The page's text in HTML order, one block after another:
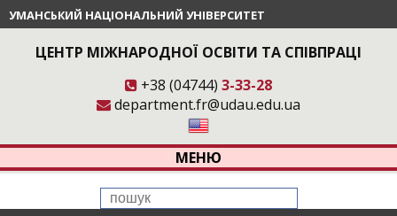
УМАНСЬКИЙ НАЦІОНАЛЬНИЙ УНІВЕРСИТЕТ
ЦЕНТР МІЖНАРОДНОЇ ОСВІТИ ТА СПІВПРАЦІ
+38 (04744) 3-33-28
department.fr@udau.edu.ua
МЕНЮ